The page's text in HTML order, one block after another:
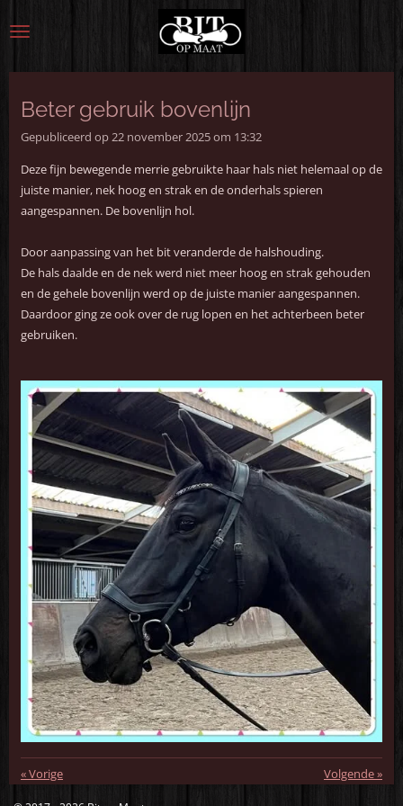
direct
hoofdinhoud
Beter gebruik bovenlijn
Gepubliceerd op 22 november 2025 om 13:32
Deze fijn bewegende merrie gebruikte haar hals niet helemaal op de
juiste manier, nek hoog en strak en de onderhals spieren
aangespannen. De bovenlijn hol.
Door aanpassing van het bit veranderde de halshouding.
De hals daalde en de nek werd niet meer hoog en strak gehouden
en de gehele bovenlijn werd op de juiste manier aangespannen.
Daardoor ging ze ook over de rug lopen en het achterbeen beter
gebruiken.
«Vorige Volgende»